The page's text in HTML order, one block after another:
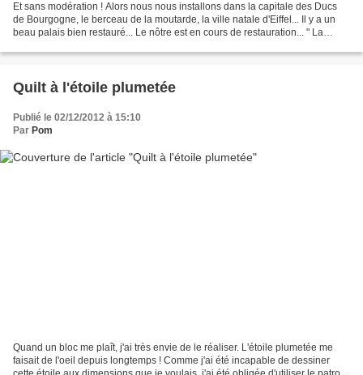
Et sans modération ! Alors nous nous installons dans la capitale des Ducs
de Bourgogne, le berceau de la moutarde, la ville natale d'Eiffel... Il y a un
beau palais bien restauré... Le nôtre est en cours de restauration... " La
Quilt à l'étoile plumetée
Publié le 02/12/2012 à 15:10
Par Pom
Quand un bloc me plaît, j'ai très envie de le réaliser. L'étoile plumetée me
faisait de l'oeil depuis longtemps ! Comme j'ai été incapable de dessiner